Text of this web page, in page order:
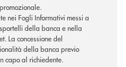
nei Fogli Informativi messi a
della banca e nella
La concessione del
della banca previo
capo al richiedente.